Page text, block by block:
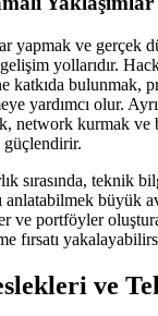
yapmak ve gerçek
yollarıdır.
katkıda bulunmak,
yardımcı olur.
network kurmak ve
sırasında, teknik
büyük
ve portföyler
fırsatı
ve